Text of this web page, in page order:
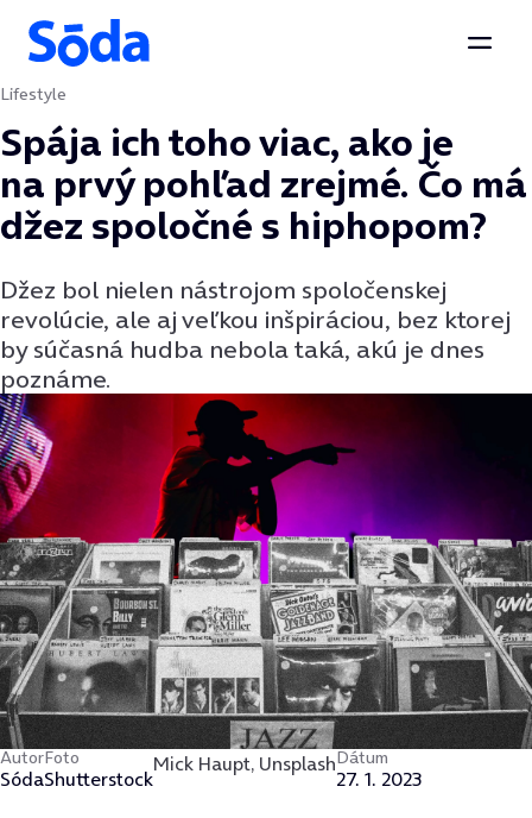
Preskočiť na obsah
Lifestyle
Spája ich toho viac, ako je
na prvý pohľad zrejmé. Čo má
džez spoločné s hiphopom?
Džez bol nielen nástrojom spoločenskej
revolúcie, ale aj veľkou inšpiráciou, bez ktorej
by súčasná hudba nebola taká, akú je dnes
poznáme.
Autor
Sóda
Foto
Shutterstock
Mick Haupt, UnsplashDátum
27. 1. 2023